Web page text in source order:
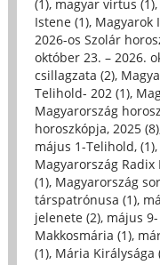
(1), magyar virtus (1),
Istene (1), Magyarok
2026-os Szolár
október 23. – 2026.
csillagzata (2),
Telihold- 202 (1),
Magyarország
horoszkópja, 2025 (8)
május 1-Telihold, (1),
Magyarország
(1), Magyarország
társpatrónusa (1),
jelenete (2), május
Makkosmária (1),
(1), Mária Királysága